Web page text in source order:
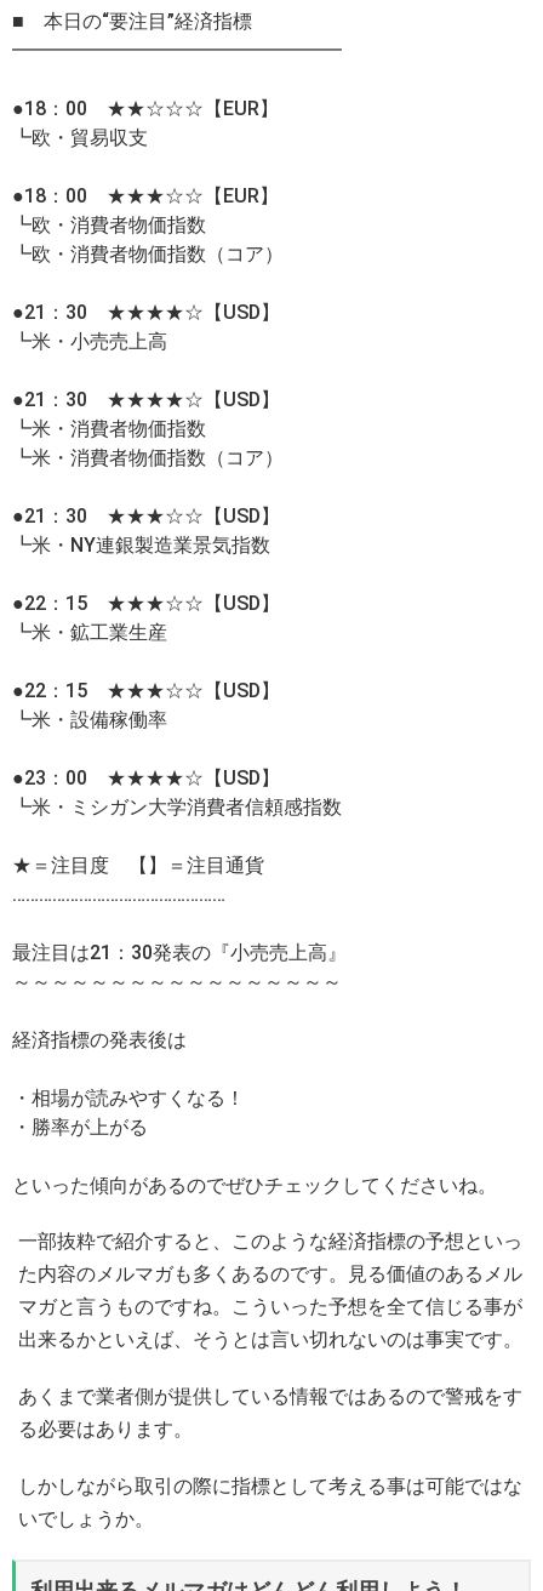
■ 本日の“要注目”経済指標
━━━━━━━━━━━━━━━━━
●18：00 ★★☆☆☆【EUR】
┗欧・貿易収支
●18：00 ★★★☆☆【EUR】
┗欧・消費者物価指数
┗欧・消費者物価指数（コア）
●21：30 ★★★★☆【USD】
┗米・小売売上高
●21：30 ★★★★☆【USD】
┗米・消費者物価指数
┗米・消費者物価指数（コア）
●21：30 ★★★☆☆【USD】
┗米・NY連銀製造業景気指数
●22：15 ★★★☆☆【USD】
┗米・鉱工業生産
●22：15 ★★★☆☆【USD】
┗米・設備稼働率
●23：00 ★★★★☆【USD】
┗米・ミシガン大学消費者信頼感指数
★＝注目度 【】＝注目通貨
…………………………………………
最注目は21：30発表の『小売売上高』
～～～～～～～～～～～～～～～～～
経済指標の発表後は
・相場が読みやすくなる！
・勝率が上がる
といった傾向があるのでぜひチェックしてくださいね。
一部抜粋で紹介すると、このような経済指標の予想といっ
た内容のメルマガも多くあるのです。見る価値のあるメル
マガと言うものですね。こういった予想を全て信じる事が
出来るかといえば、そうとは言い切れないのは事実です。
あくまで業者側が提供している情報ではあるので警戒をす
る必要はあります。
しかしながら取引の際に指標として考える事は可能ではな
いでしょうか。